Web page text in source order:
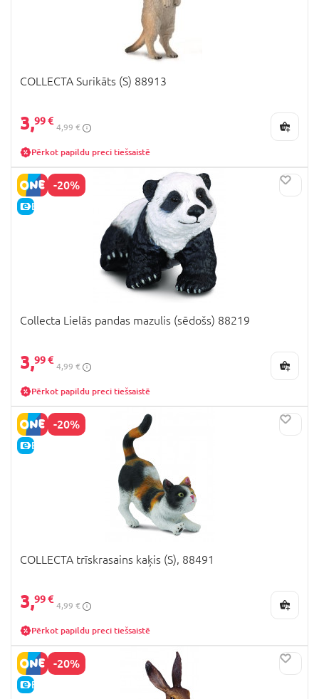
COLLECTA Surikāts (S) 88913
3,99 €
4,99 €
Pērkot papildu preci tiešsaistē
-20%
E-CENA
Collecta Lielās pandas mazulis (sēdošs) 88219
3,99 €
4,99 €
Pērkot papildu preci tiešsaistē
-20%
E-CENA
COLLECTA trīskrasains kaķis (S), 88491
3,99 €
4,99 €
Pērkot papildu preci tiešsaistē
-20%
E-CENA